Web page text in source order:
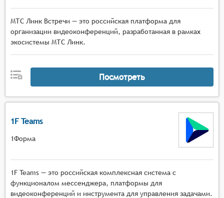
МТС Линк Встречи — это российская платформа для
организации видеоконференций, разработанная в рамках
экосистемы МТС Линк.
Посмотреть
1F Teams
1Форма
1F Teams — это российская комплексная система с
функционалом мессенджера, платформы для
видеоконференций и инструмента для управления задачами.